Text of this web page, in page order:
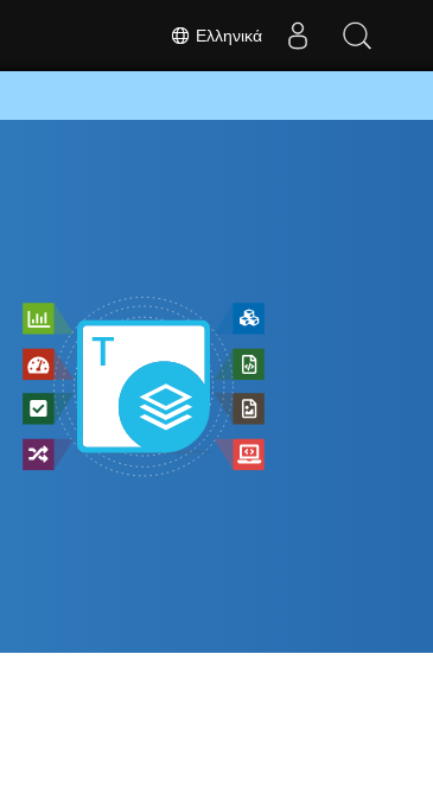
Ελληνικά